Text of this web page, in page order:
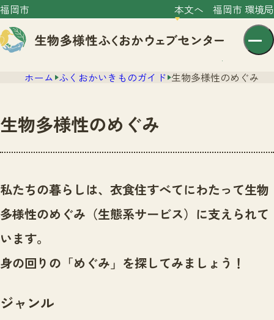
福岡市 本文へ 福岡市 環境局
センター紹介
センター紹介TOP
サイトポリシー
ニュース
いきものガイド
いきものガイドTOP
生物多様性のめぐみ
イベント
調査レポート
ホーム ふくおかいきものガイド 生物多様性のめぐみ
生物多様性のめぐみ
私たちの暮らしは、衣食住すべてにわたって生物
多様性のめぐみ（生態系サービス）に支えられて
います。
身の回りの「めぐみ」を探してみましょう！
ジャンル